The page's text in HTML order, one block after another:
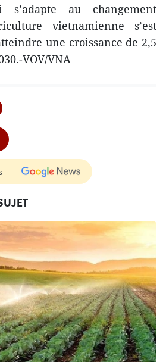
au changement
vietnamienne s’est
une croissance de 2,5
VOV/VNA